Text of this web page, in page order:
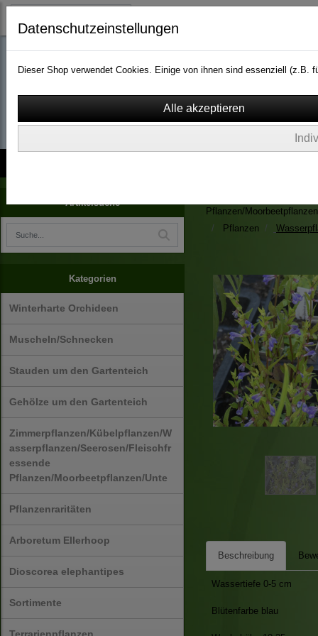
wassergarten-
Artikelsuche
Kategorien
Winterharte Orchideen
Muscheln/Schnecken
Stauden um den Gartenteich
Gehölze um den Gartenteich
Zimmerpflanzen/Kübelpflanzen/W
asserpflanzen/Seerosen/Fleischfr
essende
Pflanzen/Moorbeetpflanzen/Unte
Pflanzenraritäten
Arboretum Ellerhoop
Dioscorea elephantipes
Sortimente
Pflanzen/
Pflanzen
Beschreibung
Wassertiefe 0-5 cm
Blütenfarbe blau
Datenschutzeinstellungen
Dieser Shop verwendet Cookies. Einige von ihnen sind essenziell (z.B.